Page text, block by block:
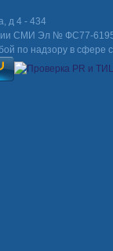
д 4 - 434
СМИ Эл № ФС77-
по надзору в сфере